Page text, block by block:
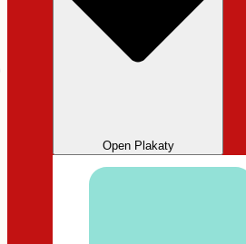
Open Plakaty